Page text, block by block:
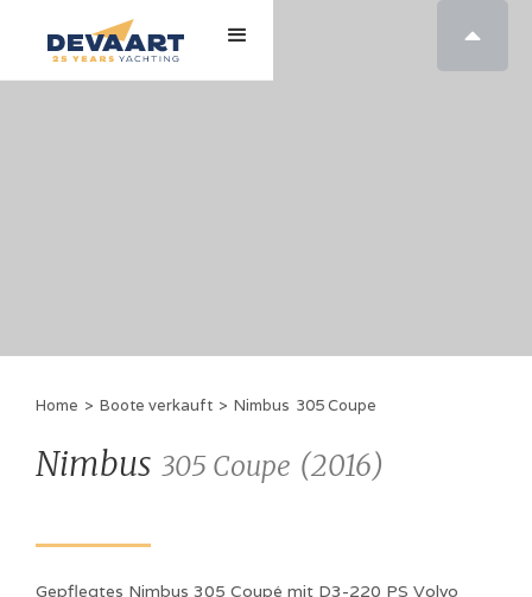

Home > Boote verkauft > Nimbus 305 Coupe
Nimbus 305 Coupe (2016)
Gepflegtes Nimbus 305 Coupé mit D3-220 PS Volvo